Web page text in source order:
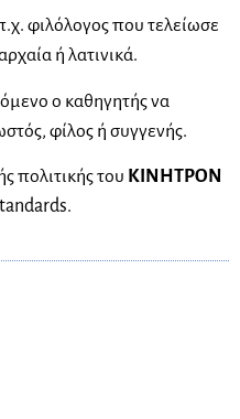
φιλόλογος που τελείωσε
ή λατινικά.
ο καθηγητής να
φίλος ή συγγενής.
πολιτικής του ΚΙΝΗΤΡΟΝ